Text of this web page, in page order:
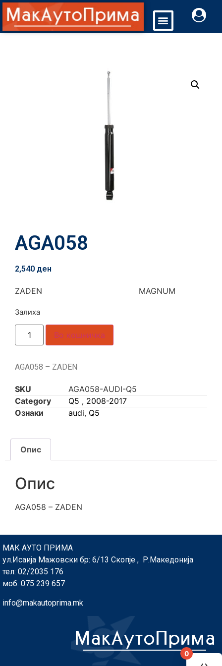
AGA058
2,540 ден
ZADEN MAGNUM
Залиха
Во кошничка
AGA058 – ZADEN
SKU
AGA058-AUDI-Q5
Category
Q5 , 2008-2017
Ознаки
audi, Q5
Опис
Опис
AGA058 – ZADEN
МАК АУТО ПРИМА
ул.Исаија Мажовски бр: 6/13 Скопје , Р.Македонија
тел: 02/2035 176
моб. 075 239 657
info@makautoprima.mk
0